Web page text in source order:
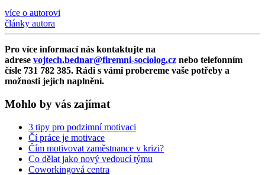
více o autorovi
články autora
Pro více informací nás kontaktujte na
adrese vojtech.bednar@firemni-sociolog.cz nebo telefonním
čísle 731 782 385. Rádi s vámi probereme vaše potřeby a
možnosti jejich naplnění.
Mohlo by vás zajímat
3 tipy pro podzimní motivaci
Čí práce je motivace
Čím motivovat zaměstnance v krizi?
Co dělat jako nový vedoucí týmu
Coworkingová centra